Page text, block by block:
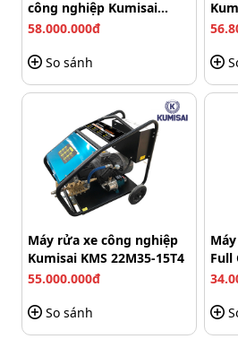
chắc chắn. Toàn bộ phần vỏ
cao cấp, có khả năng chịu va
Máy xịt áp lực cao Makita
công nghiệp Kumisai
KMS-350/15
58.000.000đ
So sánh
Máy rửa xe công nghiệp
Kumisai KMS 22M35-15T4
55.000.000đ
So sánh
Full